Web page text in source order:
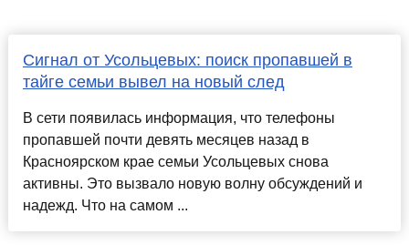
Сигнал от Усольцевых: поиск пропавшей в
тайге семьи вывел на новый след
В сети появилась информация, что телефоны
пропавшей почти девять месяцев назад в
Красноярском крае семьи Усольцевых снова
активны. Это вызвало новую волну обсуждений и
надежд. Что на самом ...